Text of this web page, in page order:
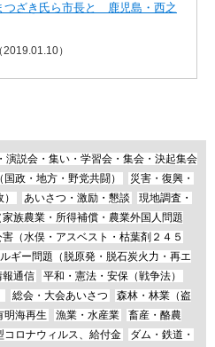
ざき氏ら市長と 鹿児島・西之
（2019.01.10）
演説会・集い・学習会・集会・決起集会
政・地方・野党共闘）
災害・復興・
あいさつ・激励・懇談
現地調査・
家族農業・所得補償・農業外国人問題
害（水俣・アスベスト・枯葉剤２４５
ギー問題（脱原発・脱石炭火力・再エ
報通信
平和・憲法・安保（戦争法）
総会・大会あいさつ
森林・林業（盗
明海再生 漁業・水産業
畜産・酪農
コロナウィルス、給付金
ダム・鉄道・